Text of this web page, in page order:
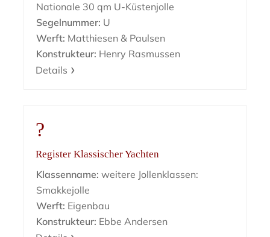
Nationale 30 qm U-Küstenjolle
Segelnummer: U
Werft: Matthiesen & Paulsen
Konstrukteur: Henry Rasmussen
Details
?
Register Klassischer Yachten
Klassenname: weitere Jollenklassen:
Smakkejolle
Werft: Eigenbau
Konstrukteur: Ebbe Andersen